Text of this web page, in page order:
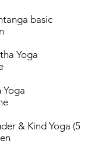
basic
Hatha Yoga
Yin Yoga
& Kind Yoga (5